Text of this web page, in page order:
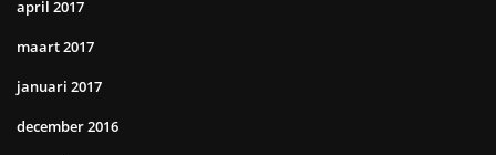
april 2017
maart 2017
januari 2017
december 2016